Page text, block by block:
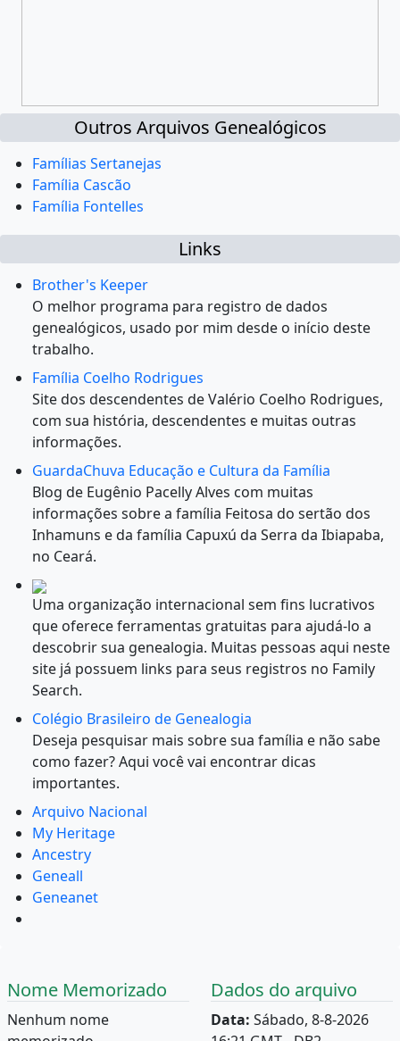
Outros Arquivos Genealógicos
Famílias Sertanejas
Família Cascão
Família Fontelles
Links
Brother's Keeper
O melhor programa para registro de dados
genealógicos, usado por mim desde o início deste
trabalho.
Família Coelho Rodrigues
Site dos descendentes de Valério Coelho Rodrigues,
com sua história, descendentes e muitas outras
informações.
GuardaChuva Educação e Cultura da Família
Blog de Eugênio Pacelly Alves com muitas
informações sobre a família Feitosa do sertão dos
Inhamuns e da família Capuxú da Serra da Ibiapaba,
no Ceará.
Uma organização internacional sem fins lucrativos
que oferece ferramentas gratuitas para ajudá-lo a
descobrir sua genealogia. Muitas pessoas aqui neste
site já possuem links para seus registros no Family
Search.
Colégio Brasileiro de Genealogia
Deseja pesquisar mais sobre sua família e não sabe
como fazer? Aqui você vai encontrar dicas
importantes.
Arquivo Nacional
My Heritage
Ancestry
Geneall
Geneanet
Nome Memorizado
Nenhum nome
Dados do arquivo
Data: Sábado, 8-8-2026